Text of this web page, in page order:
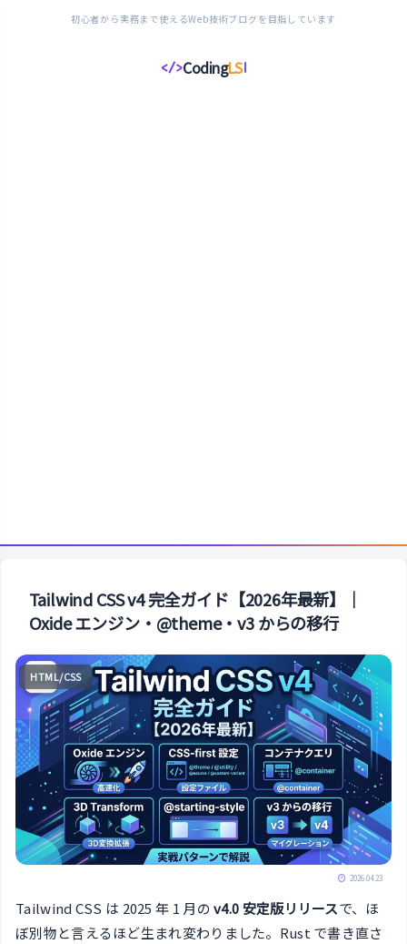
初心者から実務まで使えるWeb技術ブログを目指しています
</>CodingLS
コ
Tailwind CSS v4 完全ガイド【2026年最新】｜
Oxide エンジン・@theme・v3 からの移行
HTML/CSS
2026.04.23
Tailwind CSS は 2025 年 1 月のv4.0 安定版リリースで、ほ
ぼ別物と言えるほど生まれ変わりました。Rust で書き直さ